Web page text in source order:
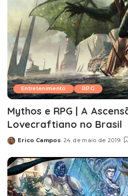
Entretenimento RPG
Mythos e RPG | A
Lovecraftiano no Brasil
Posted
Erico Campos 24 de maio de 2019